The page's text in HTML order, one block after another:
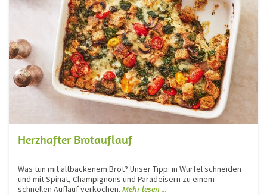
Herzhafter Brotauflauf
Was tun mit altbackenem Brot? Unser Tipp: in Würfel schneiden
und mit Spinat, Champignons und Paradeisern zu einem
schnellen Auflauf verkochen. Mehr lesen ...